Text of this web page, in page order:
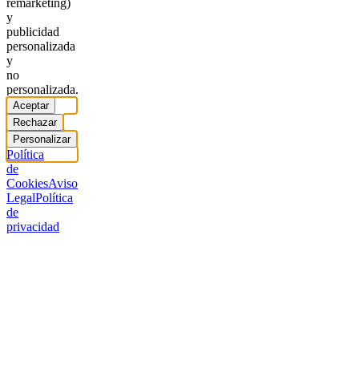
remarketing)
y
publicidad
personalizada
y
no
personalizada.
Aceptar
Rechazar
Personalizar
Política
de
CookiesAviso
LegalPolítica
de
privacidad